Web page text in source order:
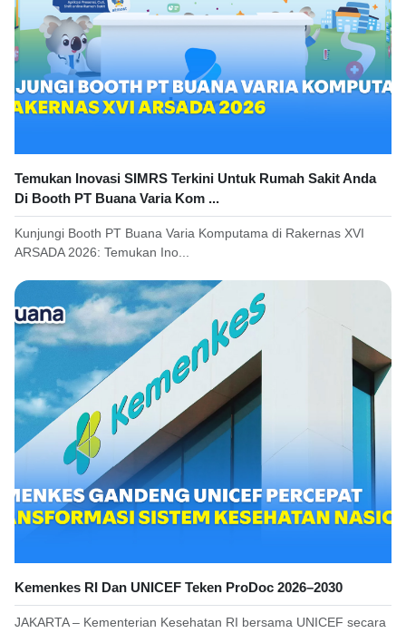
Temukan Inovasi SIMRS Terkini Untuk Rumah Sakit Anda
Di Booth PT Buana Varia Kom ...
Kunjungi Booth PT Buana Varia Komputama di Rakernas XVI
ARSADA 2026: Temukan Ino...
Kemenkes RI Dan UNICEF Teken ProDoc 2026–2030
JAKARTA – Kementerian Kesehatan RI bersama UNICEF secara